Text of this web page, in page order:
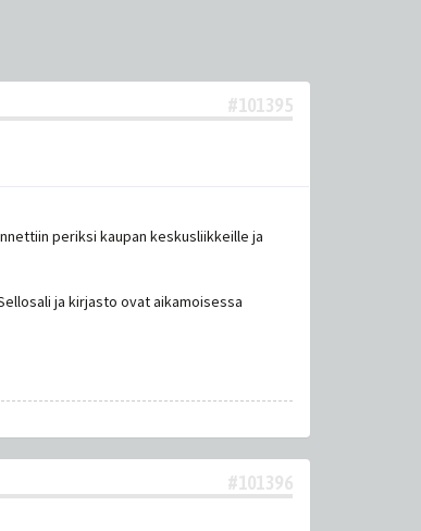
#101395
periksi kaupan keskusliikkeille ja
ja kirjasto ovat aikamoisessa
#101396